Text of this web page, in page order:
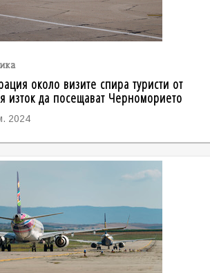
около визите спира туристи от
изток да посещават Черноморието
2024